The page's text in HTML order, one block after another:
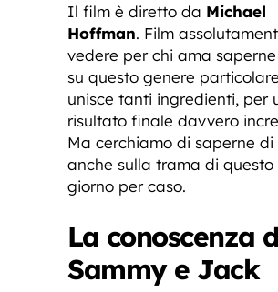
Il film è diretto da Michael
Hoffman. Film
vedere per chi ama
su questo genere
unisce tanti ingredienti, per
risultato finale davvero
Ma cerchiamo di saperne di
anche sulla trama di questo
giorno per caso.
La conoscenza
Sammy e Jack